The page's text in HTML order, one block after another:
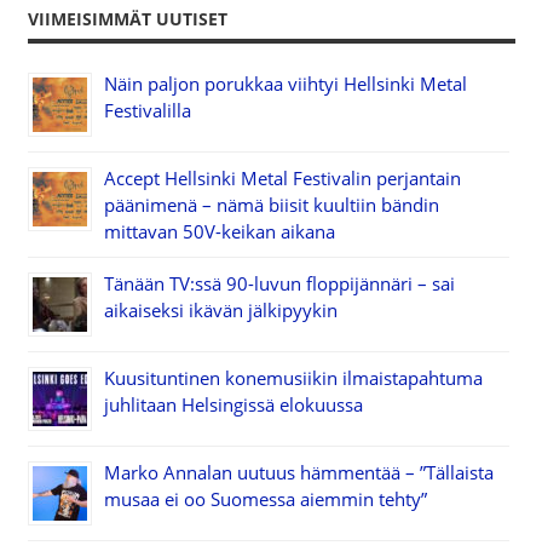
VIIMEISIMMÄT UUTISET
Näin paljon porukkaa viihtyi Hellsinki Metal
Festivalilla
Accept Hellsinki Metal Festivalin perjantain
päänimenä – nämä biisit kuultiin bändin
mittavan 50V-keikan aikana
Tänään TV:ssä 90-luvun floppijännäri – sai
aikaiseksi ikävän jälkipyykin
Kuusituntinen konemusiikin ilmaistapahtuma
juhlitaan Helsingissä elokuussa
Marko Annalan uutuus hämmentää – ”Tällaista
musaa ei oo Suomessa aiemmin tehty”